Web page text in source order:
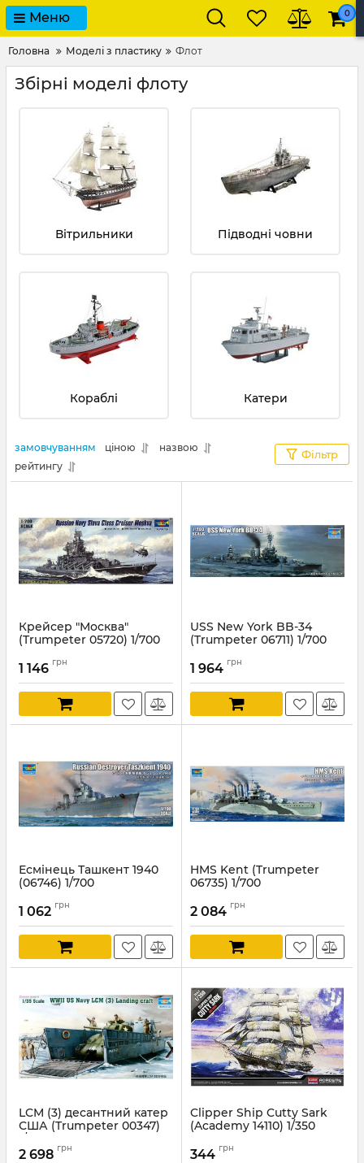
Меню 0
Головна Моделі з пластику Флот
Збірні моделі флоту
Вітрильники Підводні човни
Кораблі Катери
замовчуванням ціною
назвою
рейтингу
Фільтр
Крейсер "Москва"
(Trumpeter 05720) 1/700
1 146 грн
USS New York BB-34
(Trumpeter 06711) 1/700
1 964 грн
Есмінець Ташкент 1940
(06746) 1/700
1 062 грн
HMS Kent (Trumpeter
06735) 1/700
2 084 грн
LCM (3) десантний катер
США (Trumpeter 00347)
1/35
Артикул: TR00347
2 698 грн
Clipper Ship Cutty Sark
(Academy 14110) 1/350
344 грн